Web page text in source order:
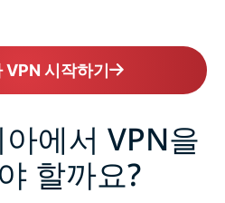
VPN 시작하기
에서 VPN을
할까요?